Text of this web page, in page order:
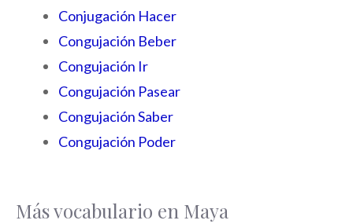
Conjugación Hacer
Congujación Beber
Congujación Ir
Congujación Pasear
Congujación Saber
Congujación Poder
Más vocabulario en Maya